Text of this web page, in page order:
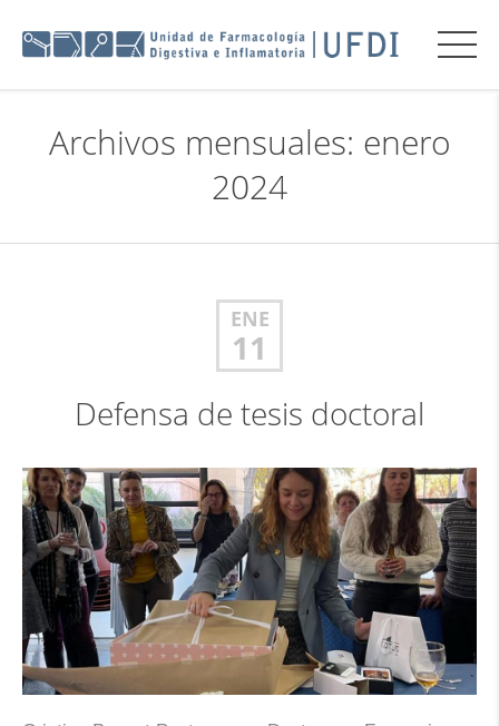
Archivos mensuales: enero
2024
ENE
11
Defensa de tesis doctoral